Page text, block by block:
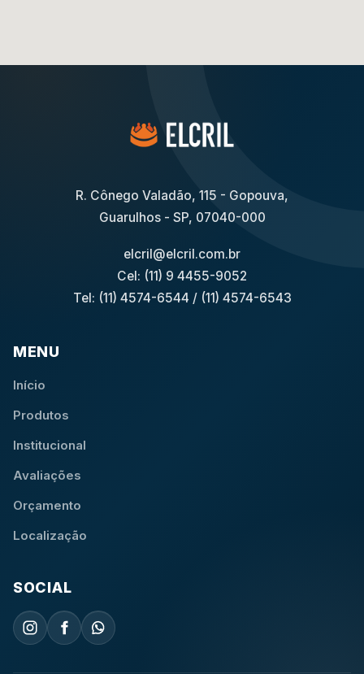
R. Cônego Valadão, 115 - Gopouva,
Guarulhos - SP, 07040-000
elcril@elcril.com.br
Cel: (11) 9 4455-9052
Tel: (11) 4574-6544 / (11) 4574-6543
MENU
Início
Produtos
Institucional
Avaliações
Orçamento
Localização
SOCIAL